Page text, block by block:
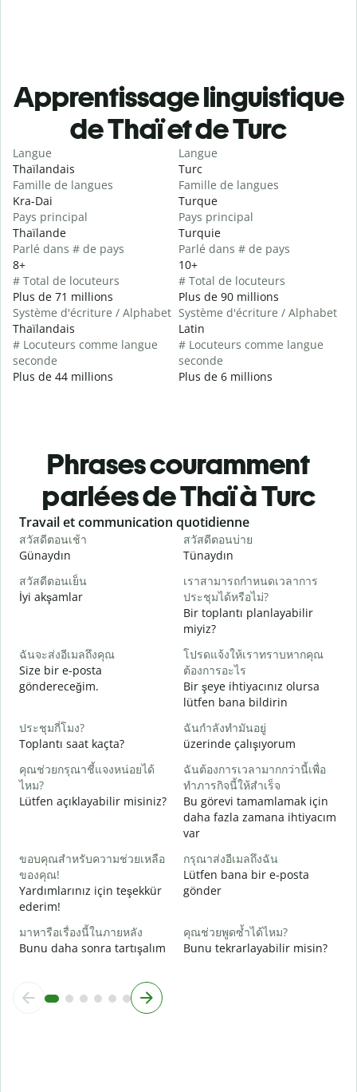
Apprentissage linguistique
de Thaï et de Turc
Langue
Thaïlandais
Famille de langues
Kra-Dai
Pays principal
Thaïlande
Parlé dans # de pays
8+
# Total de locuteurs
Plus de 71 millions
Système d'écriture / Alphabet
Thaïlandais
# Locuteurs comme langue
seconde
Plus de 44 millions
Langue
Turc
Famille de langues
Turque
Pays principal
Turquie
Parlé dans # de pays
10+
# Total de locuteurs
Plus de 90 millions
Système d'écriture / Alphabet
Latin
# Locuteurs comme langue
seconde
Plus de 6 millions
Phrases couramment
parlées de Thaï à Turc
Slide 1 of 6
Travail et communication quotidienne
สวัสดีตอนเช้า
Günaydın
สวัสดีตอนบ่าย
Tünaydın
สวัสดีตอนเย็น
İyi akşamlar
เราสามารถกำหนดเวลาการ
ประชุมได้หรือไม่?
Bir toplantı planlayabilir
miyiz?
ฉันจะส่งอีเมลถึงคุณ
Size bir e-posta
göndereceğim.
โปรดแจ้งให้เราทราบหากคุณ
ต้องการอะไร
Bir şeye ihtiyacınız olursa
lütfen bana bildirin
ประชุมกี่โมง?
Toplantı saat kaçta?
ฉันกำลังทำมันอยู่
üzerinde çalışıyorum
คุณช่วยกรุณาชี้แจงหน่อยได้
ไหม?
Lütfen açıklayabilir misiniz?
ฉันต้องการเวลามากกว่านี้เพื่อ
ทำภารกิจนี้ให้สำเร็จ
Bu görevi tamamlamak için
daha fazla zamana ihtiyacım
var
ขอบคุณสำหรับความช่วยเหลือ
ของคุณ!
Yardımlarınız için teşekkür
ederim!
กรุณาส่งอีเมลถึงฉัน
Lütfen bana bir e-posta
gönder
มาหารือเรื่องนี้ในภายหลัง
Bunu daha sonra tartışalım
คุณช่วยพูดซ้ำได้ไหม?
Bunu tekrarlayabilir misin?